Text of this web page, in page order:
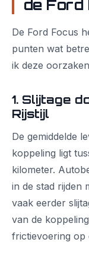
de Ford
De Ford Focus
punten wat
ik deze
1. Slijtage
Rijstijl
De gemiddelde
koppeling ligt
kilometer.
in de stad rijden
vaak eerder
van de
frictievoering op